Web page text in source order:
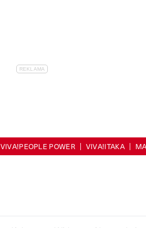
VIVA!PEOPLE POWER VIVA!ITAKA